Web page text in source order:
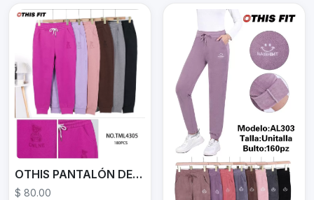
OTHIS PANTALÓN DEPORTICO TML4305
$ 80.00